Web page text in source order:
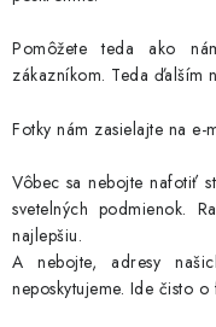
Pomôžete teda ako
zákazníkom. Teda ďalším
Fotky nám zasielajte na e-
Vôbec sa nebojte nafotiť
svetelných podmienok.
najlepšiu.
A nebojte, adresy
neposkytujeme. Ide čisto